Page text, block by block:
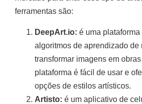
ferramentas são:
DeepArt.io: é uma
algoritmos de aprendizado de
transformar imagens em
plataforma é fácil de usar e
opções de estilos artísticos.
Artisto: é um aplicativo de